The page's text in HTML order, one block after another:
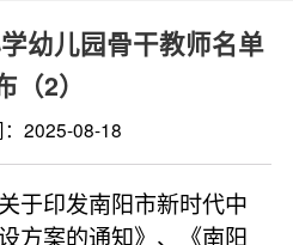
幼儿园骨干教师名单
（2）
2025-08-18
于印发南阳市新时代中
方案的通知》、《南阳